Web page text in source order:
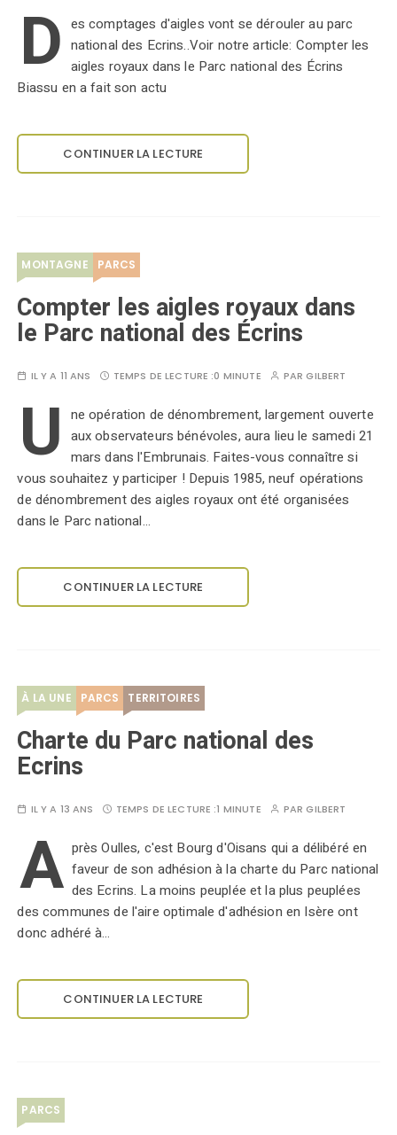
D es comptages d'aigles vont se dérouler au parc
national des Ecrins..Voir notre article: Compter les
aigles royaux dans le Parc national des Écrins
Biassu en a fait son actu
CONTINUER LA LECTURE
MONTAGNE PARCS
Compter les aigles royaux dans
le Parc national des Écrins
IL Y A 11 ANS TEMPS DE LECTURE :0 MINUTE PARGILBERT
U ne opération de dénombrement, largement ouverte
aux observateurs bénévoles, aura lieu le samedi 21
mars dans l'Embrunais. Faites-vous connaître si
vous souhaitez y participer ! Depuis 1985, neuf opérations
de dénombrement des aigles royaux ont été organisées
dans le Parc national…
CONTINUER LA LECTURE
À LA UNE PARCS TERRITOIRES
Charte du Parc national des
Ecrins
IL Y A 13 ANS TEMPS DE LECTURE :1 MINUTE PARGILBERT
A près Oulles, c'est Bourg d'Oisans qui a délibéré en
faveur de son adhésion à la charte du Parc national
des Ecrins. La moins peuplée et la plus peuplées
des communes de l'aire optimale d'adhésion en Isère ont
donc adhéré à…
CONTINUER LA LECTURE
PARCS